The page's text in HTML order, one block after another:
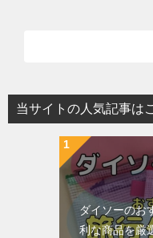
当サイトの人気記事は
ダイソーのお
利な商品を厳